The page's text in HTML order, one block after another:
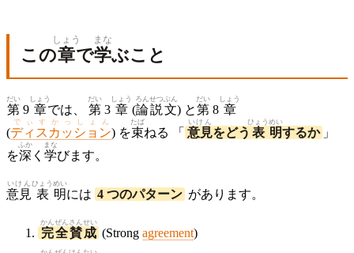
この章
しょう
で学
まな
ぶこと
第
だい
9 章
しょう
では、 第
だい
3 章
しょう
(論
ろん
説
せつ
文
ぶん
) と第
だい
8 章
しょう
(ディスカッション
でぃすかっしょん
) を束
たば
ねる 「 意見
いけん
をどう 表
ひょう
明
めい
するか 」
を深
ふか
く 学
まな
びます。
意見
いけん
表
ひょう
明
めい
には 4 つのパターン があります。
完
かん
全
ぜん
賛
さん
成
せい
(Strong agreement)